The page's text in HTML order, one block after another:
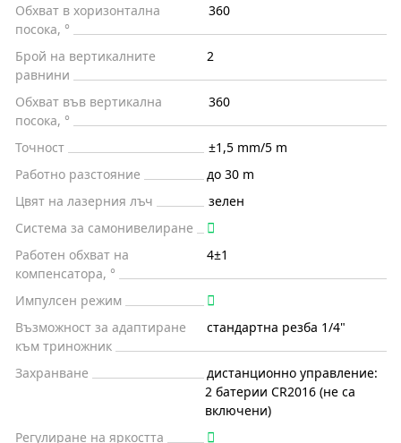
Обхват в хоризонтална
посока, °
360
Брой на вертикалните
равнини
2
Обхват във вертикална
посока, °
360
Точност
±1,5 mm/5 m
Работно разстояние
до 30 m
Цвят на лазерния лъч
зелен
Система за самонивелиране
Работен обхват на
компенсатора, °
4±1
Импулсен режим
Възможност за адаптиране
към триножник
стандартна резба 1/4"
Захранване
дистанционно управление:
2 батерии CR2016 (не са
включени)
Регулиране на яркостта